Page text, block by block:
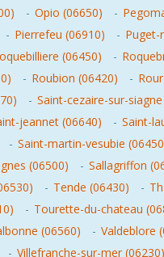
- Opio (06650) -
- Pierrefeu (06910) - Puget-
(06450) -
- Roubion (06420) -
- Saint-cezaire-sur-
jeannet (06640) - Saint-
- Saint-martin-vesubie
(06500) - Sallagriffon
- Tende (06430) -
- Tourette-du-chateau
(06560) - Valdeblore
- Villefranche-sur-mer (06230)